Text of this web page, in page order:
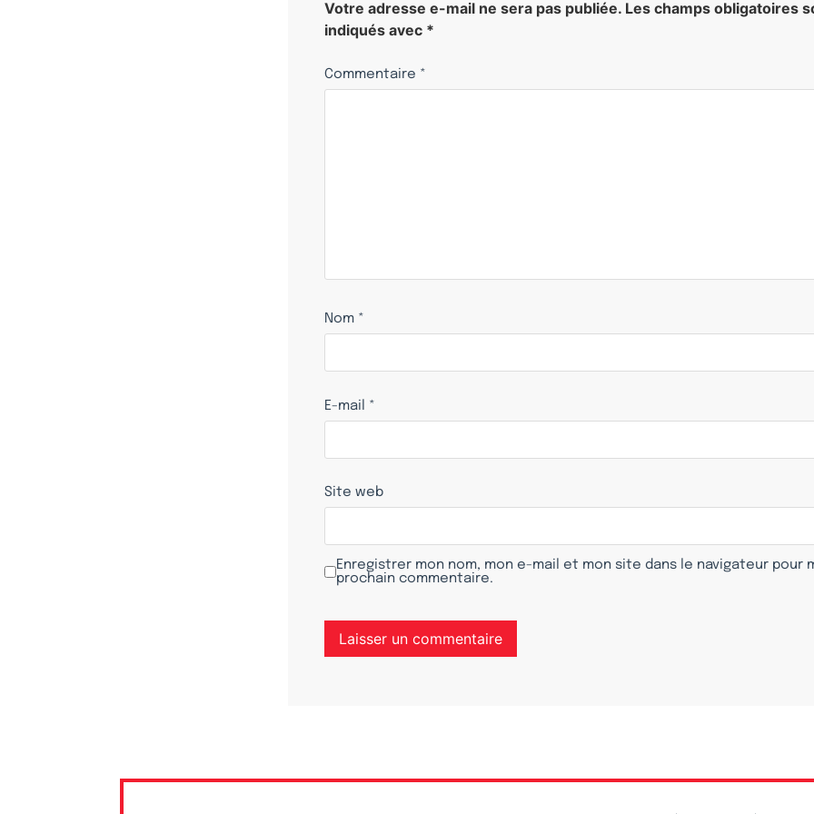
Votre adresse e-mail ne sera pas publiée. Les champs obligatoires
indiqués avec *
Commentaire *
Nom *
E-mail *
Site web
Enregistrer mon nom, mon e-mail et mon site dans le navigateur pour
prochain commentaire.